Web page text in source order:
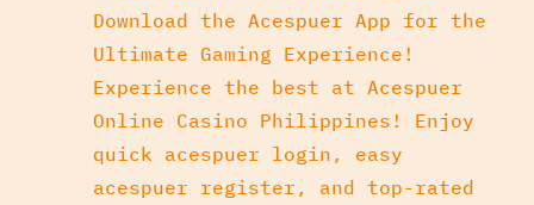
Download the Acespuer App for the
Ultimate Gaming Experience!
Experience the best at Acespuer
Online Casino Philippines! Enjoy
quick acespuer login, easy
acespuer register, and top-rated